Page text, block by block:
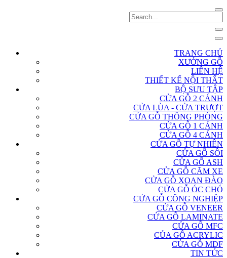
TRANG CHỦ
XƯỞNG GỖ
LIÊN HỆ
THIẾT KẾ NỘI THẤT
BỘ SƯU TẬP
CỬA GỖ 2 CÁNH
CỬA LÙA - CỬA TRƯỢT
CỬA GỖ THÔNG PHÒNG
CỬA GỖ 1 CÁNH
CỬA GỖ 4 CÁNH
CỬA GỖ TỰ NHIÊN
CỬA GỖ SỒI
CỬA GỖ ASH
CỬA GỖ CĂM XE
CỬA GỖ XOAN ĐÀO
CỬA GỖ ÓC CHÓ
CỬA GỖ CÔNG NGHIỆP
CỬA GỖ VENEER
CỬA GỖ LAMINATE
CỬA GỖ MFC
CỦA GỖ ACRYLIC
CỬA GỖ MDF
TIN TỨC